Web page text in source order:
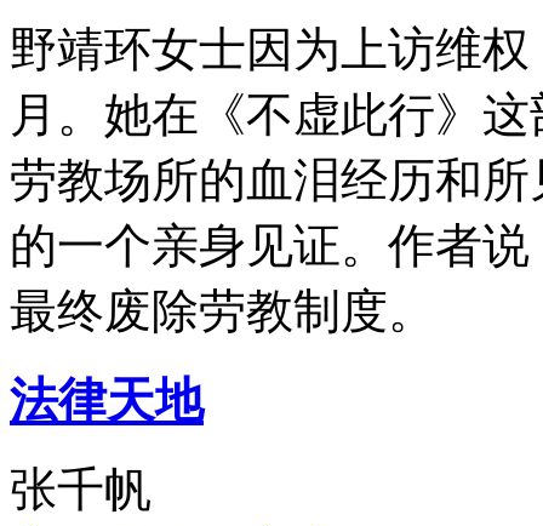
野靖环女士因为上访维
月。她在《不虚此行》
劳教场所的血泪经历和
的一个亲身见证。作者
最终废除劳教制度。
法律天地
张千帆